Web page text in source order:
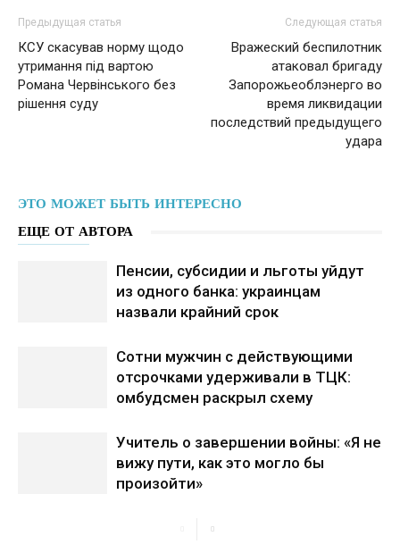
Предыдущая статья
КСУ скасував норму щодо
утримання під вартою
Романа Червінського без
рішення суду
Следующая статья
Вражеский беспилотник
атаковал бригаду
Запорожьеоблэнерго во
время ликвидации
последствий предыдущего
удара
ЭТО МОЖЕТ БЫТЬ ИНТЕРЕСНО
ЕЩЕ ОТ АВТОРА
Пенсии, субсидии и льготы уйдут
из одного банка: украинцам
назвали крайний срок
Сотни мужчин с действующими
отсрочками удерживали в ТЦК:
омбудсмен раскрыл схему
Учитель о завершении войны: «Я не
вижу пути, как это могло бы
произойти»